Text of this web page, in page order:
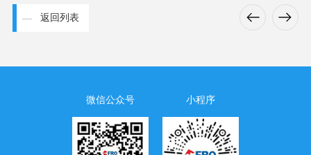
返回列表
微信公众号 小程序